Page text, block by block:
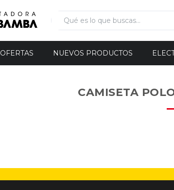
OFERTAS NUEVOS PRODUCTOS
CAMISETA